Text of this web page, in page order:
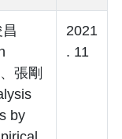
張剛
by
2021
. 11